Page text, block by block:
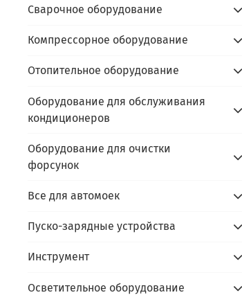
Сварочное оборудование
Компрессорное оборудование
Отопительное оборудование
Оборудование для обслуживания
кондиционеров
Оборудование для очистки
форсунок
Все для автомоек
Пуско-зарядные устройства
Инструмент
Осветительное оборудование